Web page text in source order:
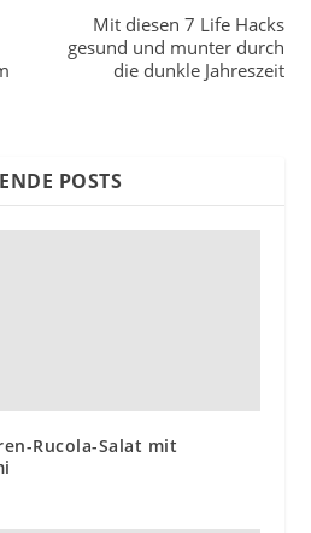
Mit diesen 7 Life Hacks
gesund und munter durch
die dunkle Jahreszeit
POSTS
Rucola-Salat mit